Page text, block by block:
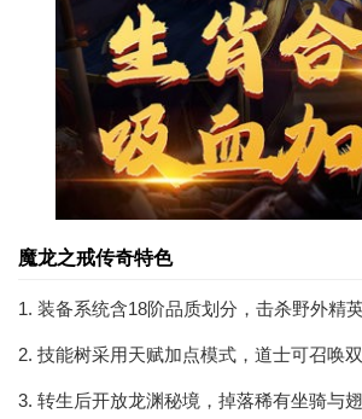
魔龙之戒传奇特色
1. 装备系统含18阶品质划分，击杀野外精
2. 技能树采用天赋加点模式，道士可召唤
3. 转生后开放龙渊秘境，掉落稀有坐骑与